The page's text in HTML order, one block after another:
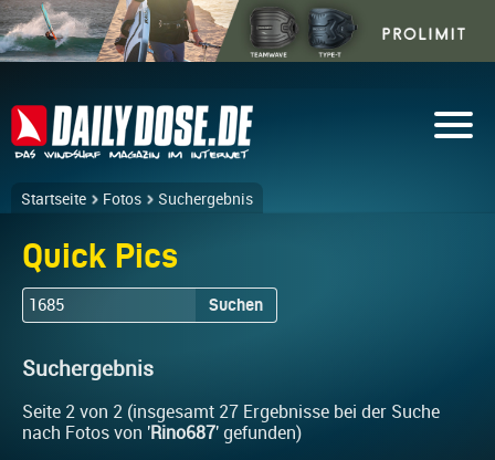
Startseite Fotos Suchergebnis
Quick Pics
Suchen
Suchergebnis
Seite 2 von 2 (insgesamt 27 Ergebnisse bei der Suche
nach Fotos von 'Rino687' gefunden)